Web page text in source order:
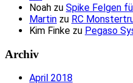
Noah zu Spike Felgen
Martin zu RC
Kim Finke zu Pegaso
Archiv
April 2018